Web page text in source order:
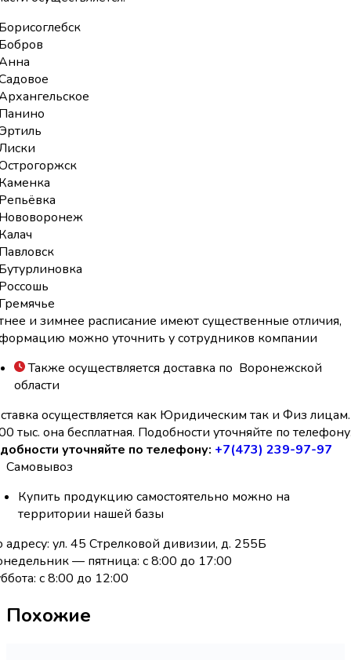
и зимнее расписание имеют существенные отличия,
можно уточнить у сотрудников компании
Также осуществляется доставка по Воронежской
области
осуществляется как Юридическим так и Физ
тыс. она бесплатная. Подобности уточняйте по
уточняйте по телефону: +7(473) 239-97-97
Самовывоз
Купить продукцию самостоятельно можно на
территории нашей базы
адресу: ул. 45 Стрелковой дивизии, д. 255Б
— пятница: с 8:00 до 17:00
с 8:00 до 12:00
Похожие